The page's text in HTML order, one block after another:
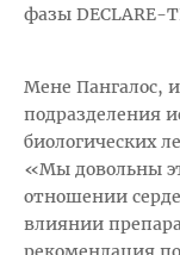
фазы DECLARE-
Мене Пангалос,
подразделения
биологических
«Мы довольны
отношении
влиянии